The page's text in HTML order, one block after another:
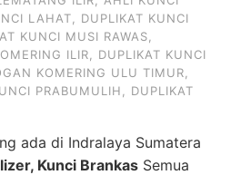
LAHAT
DUPLIKAT KUNCI
KUNCI MUSI RAWAS
ILIR
DUPLIKAT KUNCI
KOMERING ULU TIMUR
PRABUMULIH
DUPLIKAT
ada di Indralaya Sumatera
Kunci Brankas Semua